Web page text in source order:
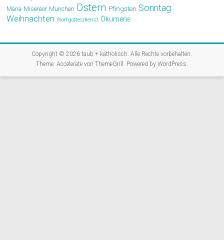
Maria Misereor München Ostern Pfingsten Sonntag
Weihnachten Wortgottesdienst Ökumene
Copyright © 2026taub + katholisch. Alle Rechte vorbehalten.
Theme: Acceleratevon ThemeGrill. Powered by WordPress.